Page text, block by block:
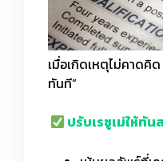
เมื่อเกิดเหตุไม่คาดคิ
ทันที”
ปรับเรซูเม่ให้ทัน